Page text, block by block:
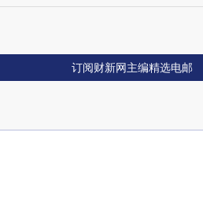
订阅财新网主编精选电邮